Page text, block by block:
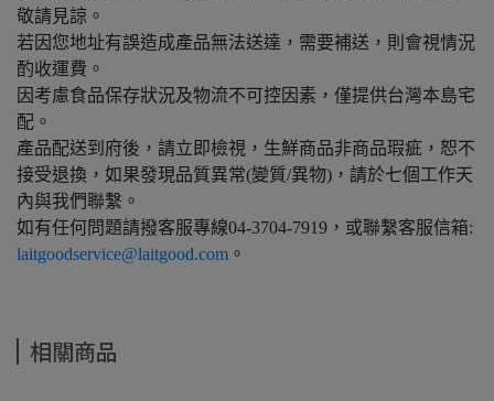
敬請見諒。
若因您地址有誤造成產品無法送達，需要補送，則會視情況
酌收運費。
因考慮食品保存狀況及物流不可控因素，僅提供台灣本島宅
配。
產品配送到府後，請立即檢視，生鮮商品非商品瑕疵，恕不
接受退換，如果發現品質異常(變質/異物)，請於七個工作天
內與我們聯繫。
如有任何問題請撥客服專線04-3704-7919，或聯繫客服信箱:
laitgoodservice@laitgood.com 。
相關商品